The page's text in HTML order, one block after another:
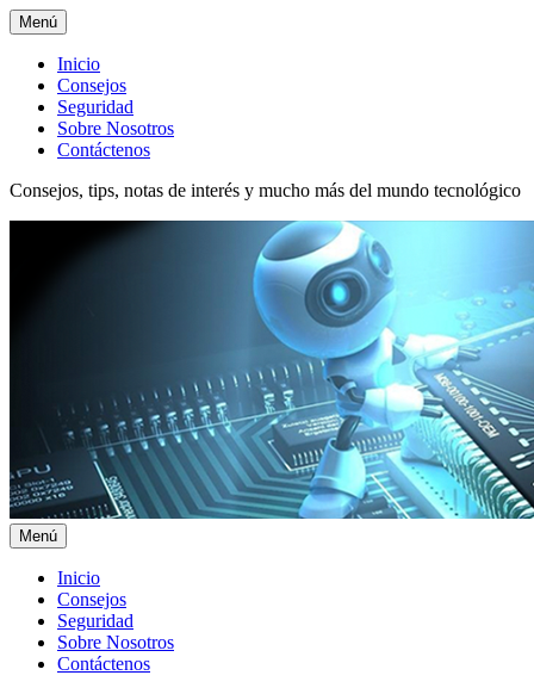
Menú
Menú
superior
Inicio
Consejos
Seguridad
Sobre Nosotros
Contáctenos
Consejos, tips, notas de interés y mucho más del mundo tecnológico
Menú
Menú
principal
Inicio
Consejos
Seguridad
Sobre Nosotros
Contáctenos